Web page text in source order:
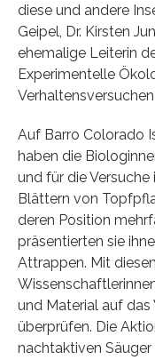
diese und andere
Geipel, Dr. Kirsten
ehemalige Leiterin
Experimentelle
Auf Barro Colorado
haben die
und für die
Blättern von
deren Position
präsentierten sie
Attrappen. Mit
und Material auf
überprüfen. Die
nachtaktiven